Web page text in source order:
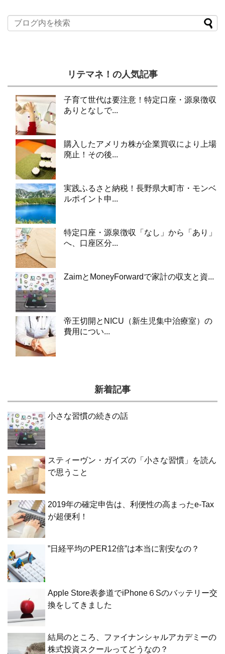
リテマネ！の人気記事
子育て世代は要注意！特定口座・源泉徴収
ありとなしで...
購入したアメリカ株が企業買収により上場
廃止！その後...
実践ふるさと納税！長野県大町市・モンベ
ルポイント申...
特定口座・源泉徴収「なし」から「あり」
へ、口座区分...
ZaimとMoneyForwardで家計の収支と資...
帝王切開とNICU（新生児集中治療室）の
費用につい...
新着記事
小さな習慣の続きの話
スティーヴン・ガイズの「小さな習慣」を読ん
で思うこと
2019年の確定申告は、利便性の高まったe-Tax
が超便利！
”日経平均のPER12倍”は本当に割安なの？
Apple Store表参道でiPhone６Sのバッテリー交
換をしてきました
結局のところ、ファイナンシャルアカデミーの
株式投資スクールってどうなの？